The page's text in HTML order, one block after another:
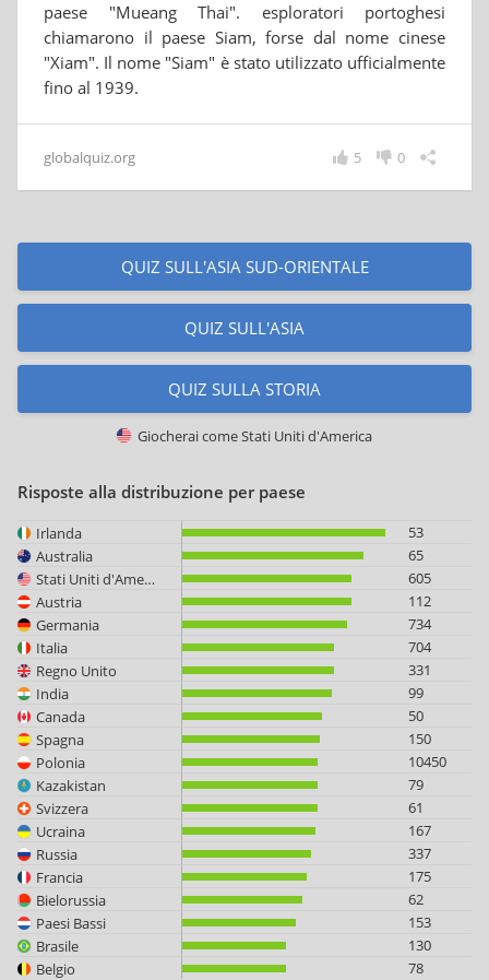
paese "Mueang Thai". esploratori portoghesi
chiamarono il paese Siam, forse dal nome cinese
"Xiam". Il nome "Siam" è stato utilizzato ufficialmente
fino al 1939.
globalquiz.org 0
5
QUIZ SULL'ASIA SUD-ORIENTALE
QUIZ SULL'ASIA
QUIZ SULLA STORIA
Giocherai comeStati Uniti d'America
Risposte alla distribuzione per paese
Irlanda
53
Australia
65
Stati Uniti d'America
605
Austria
112
Germania
734
Italia
704
Regno Unito
331
India
99
Canada
50
Spagna
150
Polonia
10450
Kazakistan
79
Svizzera
61
Ucraina
167
Russia
337
Francia
175
Bielorussia
62
Paesi Bassi
153
Brasile
130
Belgio
78